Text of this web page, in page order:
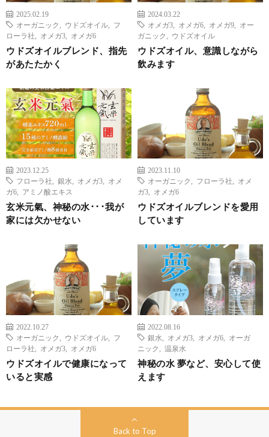
2025.02.19
オーガニック
ウドズオイル
フ
ローラ社
オメガ3 オメガ6
ウドズオイルブレンド、指先
があたたかく
2024.03.22
オメガ3
オメガ6 オメガ9
オー
ガニック
ウドズオイル
ウドズオイル、意識しながら
飲みます
2023.12.25
フローラ社
銀水 オメガ3
オメ
ガ6
アミノ酸エキス
玄米元氣、神秘の水･･･我が
家には欠かせない
2023.11.10
オーガニック
フローラ社
オメ
ガ3
オメガ6
ウドズオイルブレンドを愛用
しています
2022.10.27
オーガニック
ウドズオイル
フ
ローラ社
オメガ3 オメガ6
ウドズオイルで健康になって
いると実感
2022.08.16
銀水
オメガ3 オメガ6
オーガ
ニック
温泉水
神秘の水 夢など、安心して使
えます
Back to Top